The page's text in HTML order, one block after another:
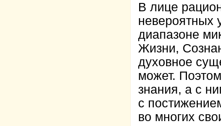
В лице
невероятных
диапазоне
Жизни,
духовное
может.
знания, а с
с
во многих